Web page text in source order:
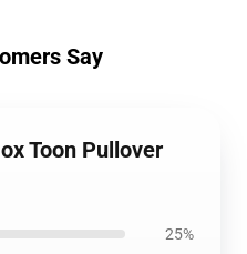
Say
Toon Pullover
25%